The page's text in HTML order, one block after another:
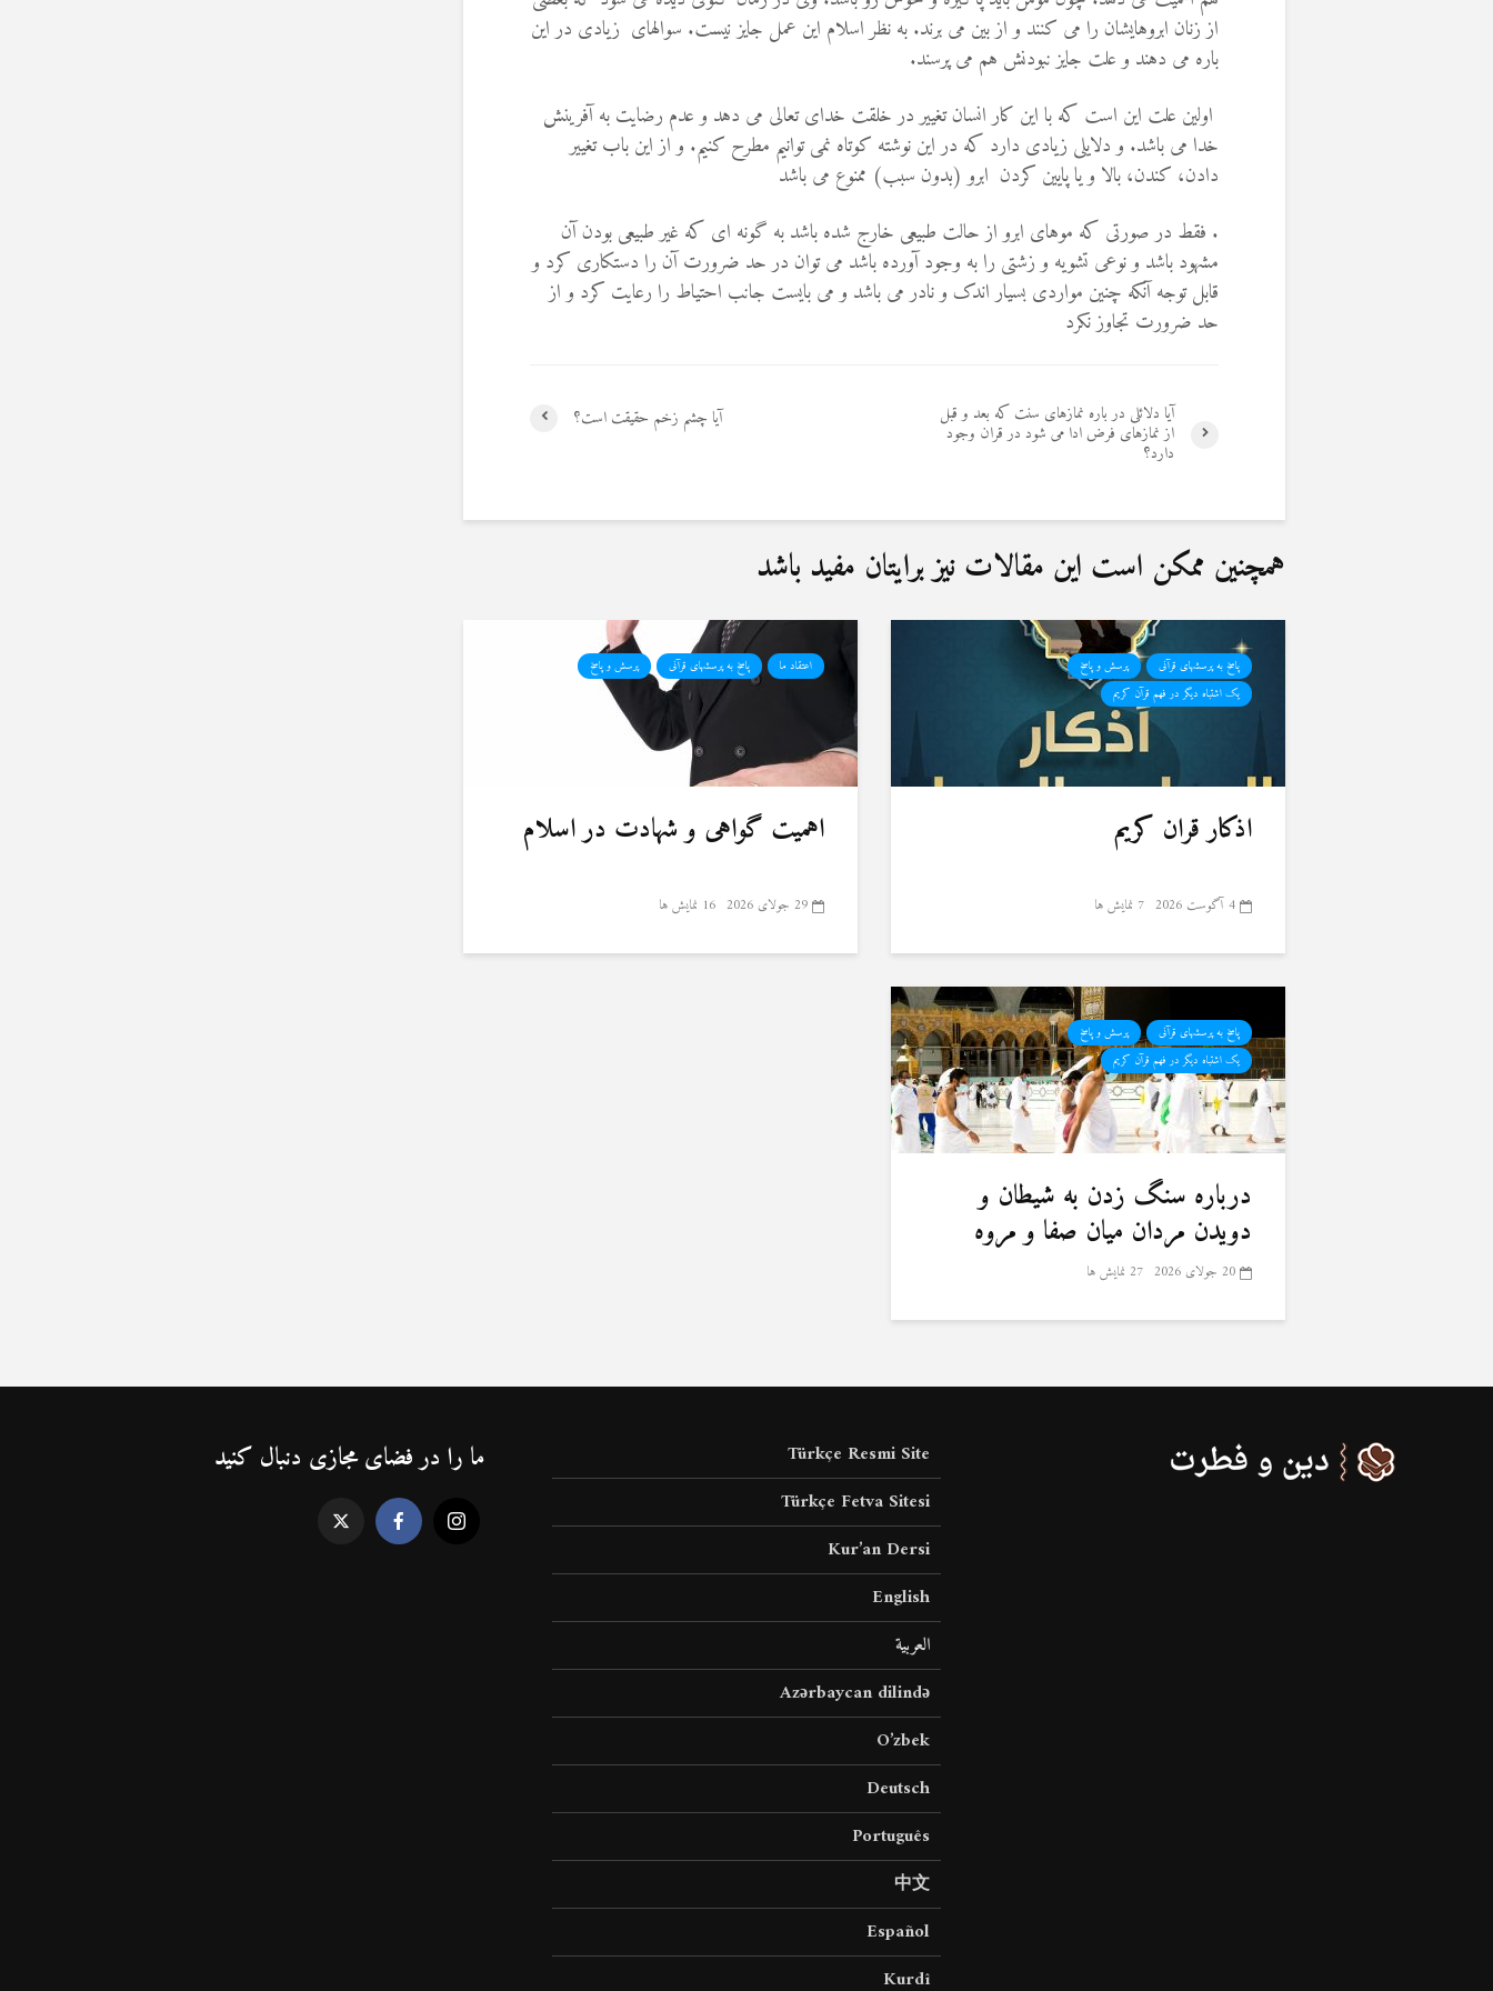
از زنان ابروهایشان را می کنند و از بین می برند. به نظر اسلام این عمل جایز نیست. سوالهای زیادی در این
باره می دهند و علت جایز نبودنش هم می پرسند.
اولین علت این است که با این کار انسان تغییر در خلقت خدای تعالی می دهد و عدم رضایت به آفرینش
خدا می باشد. و دلایلی زیادی دارد که در این نوشته کوتاه نمی توانیم مطرح کنیم. و از این باب تغییر
دادن، کندن، بالا و یا پایین کردن ابرو (بدون سبب) ممنوع می باشد
. فقط در صورتی که موهای ابرو از حالت طبیعی خارج شده باشد به گونه ای که غیر طبیعی بودن آن
مشهود باشد و نوعی تشویه و زشتی را به وجود آورده باشد می توان در حد ضرورت آن را دستکاری کرد و
قابل توجه آنکه چنین مواردی بسیار اندک و نادر می باشد و می بایست جانب احتیاط را رعایت کرد و از
حد ضرورت تجاوز نکرد
آیا چشم زخم حقیقت است؟ آیا دلائلی در باره نمازهای سنت که بعد و قبل
از نمازهای فرض ادا می شود در قران وجود
دارد؟
همچنین ممکن است این مقالات نیز برایتان مفید باشد
پاسخ به پرسشهای قرآنی
پرسش و پاسخ
یک اشتباه دیگر در فهم قرآن کریم
اذکار قران کریم
4 آگوست 2026 7 نمایش ها
اعتقاد ما پاسخ به پرسشهای قرآنی پرسش و پاسخ
اهمیت گواهی و شهادت در اسلام
29 جولای 2026 16 نمایش ها
پاسخ به پرسشهای قرآنی
پرسش و پاسخ
یک اشتباه دیگر در فهم قرآن کریم
درباره سنگ زدن به شیطان و
دویدن مردان میان صفا و مروه
20 جولای 2026 27 نمایش ها
Türkçe Resmi Site
Türkçe Fetva Sitesi
Kur’an Dersi
English
العربية
Azərbaycan dilində
O’zbek
Deutsch
Português
中文
Español
Kurdî
ما را در فضای مجازی دنبال کنید